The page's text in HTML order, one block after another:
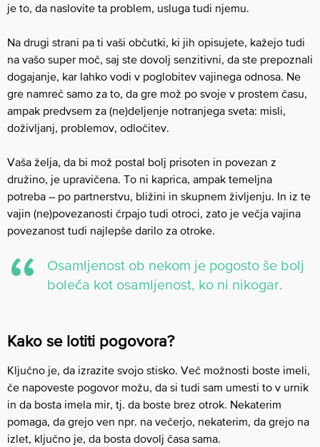
je to, da naslovite ta problem, usluga tudi njemu.
Na drugi strani pa ti vaši občutki, ki jih opisujete, kažejo tudi
na vašo super moč, saj ste dovolj senzitivni, da ste prepoznali
dogajanje, kar lahko vodi v poglobitev vajinega odnosa. Ne
gre namreč samo za to, da gre mož po svoje v prostem času,
ampak predvsem za (ne)deljenje notranjega sveta: misli,
doživljanj, problemov, odločitev.
Vaša želja, da bi mož postal bolj prisoten in povezan z
družino, je upravičena. To ni kaprica, ampak temeljna
potreba – po partnerstvu, bližini in skupnem življenju. In iz te
vajin (ne)povezanosti črpajo tudi otroci, zato je večja vajina
povezanost tudi najlepše darilo za otroke.
Osamljenost ob nekom je pogosto še bolj
boleča kot osamljenost, ko ni nikogar.
Kako se lotiti pogovora?
Ključno je, da izrazite svojo stisko. Več možnosti boste imeli,
če napoveste pogovor možu, da si tudi sam umesti to v urnik
in da bosta imela mir, tj. da boste brez otrok. Nekaterim
pomaga, da grejo ven npr. na večerjo, nekaterim, da grejo na
izlet, ključno je, da bosta dovolj časa sama.